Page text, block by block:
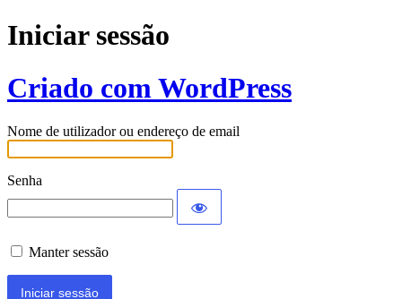
Iniciar sessão
Criado com WordPress
Nome de utilizador ou endereço de email
Senha
Manter sessão